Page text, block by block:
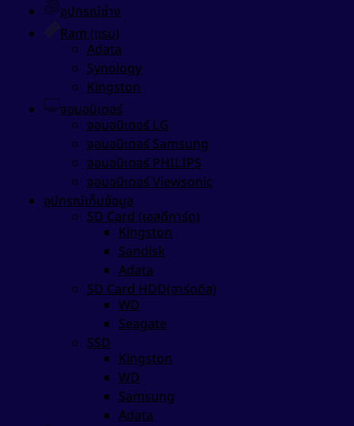
อุปกรณ์ช่าง
Ram (แรม)
Adata
Synology
Kingston
จอมอนิเตอร์
จอมอนิเตอร์ LG
จอมอนิเตอร์ Samsung
จอมอนิเตอร์ PHILIPS
จอมอนิเตอร์ Viewsonic
อุปกรณ์เก็บข้อมูล
SD Card (เอสดีการ์ด)
Kingston
Sandisk
Adata
SD Card HDD(ฮาร์ดดิส)
WD
Seagate
SSD
Kingston
WD
Samsung
Adata